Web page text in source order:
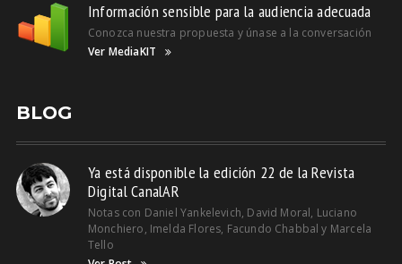
Información sensible para la audiencia adecuada
Conozca nuestra propuesta y únase a la conversación
Ver MediaKIT
BLOG
Ya está disponible la edición 22 de la Revista
Digital CanalAR
Notas con Daniel Yankelevich, David Moral, Luciano
Monchiero, Imelda Flores, Facundo Chabbal y Marcela
Tello